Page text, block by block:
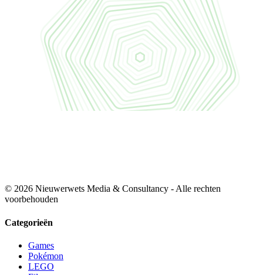
© 2026 Nieuwerwets Media & Consultancy - Alle rechten
voorbehouden
Categorieën
Games
Pokémon
LEGO